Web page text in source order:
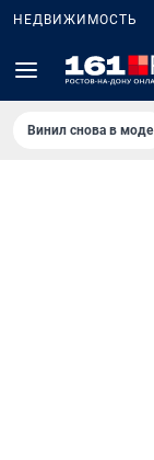
НЕДВИЖИМОСТЬ
Винил снова в моде